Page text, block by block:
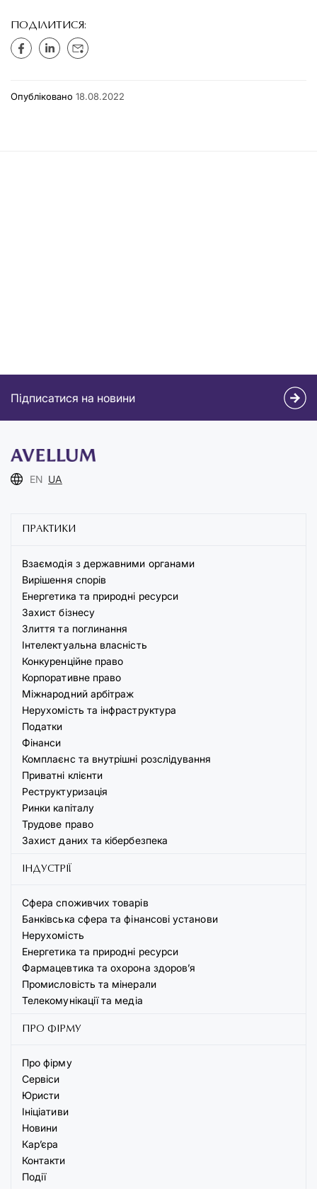
ПОДІЛИТИСЯ:
Опубліковано 18.08.2022
Підписатися на новини
EN UA
ПРАКТИКИ
Взаємодія з державними органами
Вирішення спорів
Енергетика та природні ресурси
Захист бізнесу
Злиття та поглинання
Інтелектуальна власність
Конкуренційне право
Корпоративне право
Міжнародний арбітраж
Нерухомість та інфраструктура
Податки
Фінанси
Комплаєнс та внутрішні розслідування
Приватні клієнти
Реструктуризація
Ринки капіталу
Трудове право
Захист даних та кібербезпека
ІНДУСТРІЇ
Сфера споживчих товарів
Банківська сфера та фінансові установи
Нерухомість
Енергетика та природні ресурси
Фармацевтика та охорона здоров’я
Промисловість та мінерали
Телекомунікації та медіа
ПРО ФІРМУ
Про фірму
Сервіси
Юристи
Ініціативи
Новини
Кар’єра
Контакти
Події